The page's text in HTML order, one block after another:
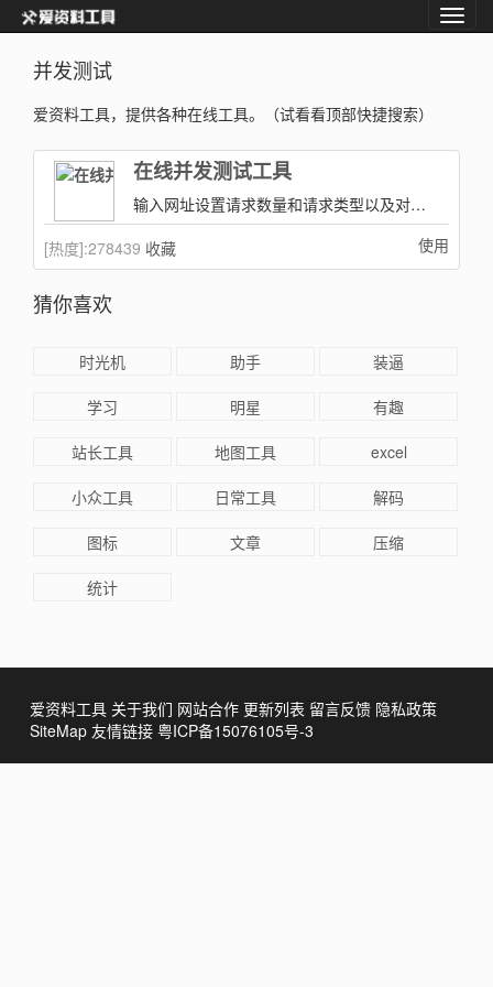
并发测试
爱资料工具，提供各种在线工具。（试看看顶部快捷搜索）
在线并发测试工具
输入网址设置请求数量和请求类型以及对应参数点击运行，稍等即可拿到并发相关的数值！
[热度]:278439 收藏 使用
猜你喜欢
时光机 助手 装逼
学习 明星 有趣
站长工具 地图工具 excel
小众工具 日常工具 解码
图标 文章 压缩
统计
爱资料工具 关于我们 网站合作 更新列表 留言反馈 隐私政策
SiteMap 友情链接 粤ICP备15076105号-3